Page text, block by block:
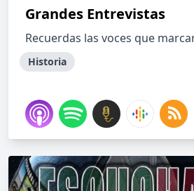
Grandes Entrevistas
Recuerdas las voces que
Historia